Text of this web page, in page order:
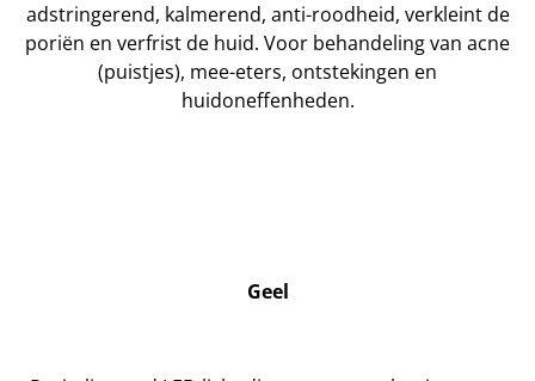
adstringerend, kalmerend, anti-roodheid, verkleint de
poriën en verfrist de huid. Voor behandeling van acne
(puistjes), mee-eters, ontstekingen en
huidoneffenheden.
Geel